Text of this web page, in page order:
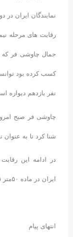
نمایندگان ایران در
جمال چاوشی فر که
نفر یازدهم دیواره
شنا کرد تا به
در ادامه این
ایران در ماده ۵۰متر قورباغه خواهد بود.
انتهای پیام